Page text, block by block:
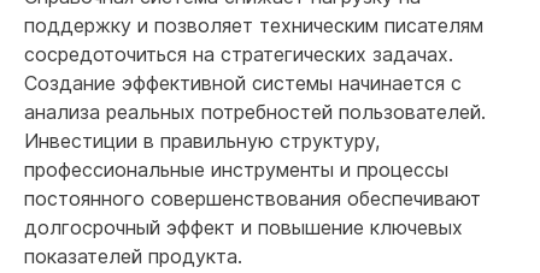
поддержку и позволяет техническим писателям
сосредоточиться на стратегических задачах.
Создание эффективной системы начинается с
анализа реальных потребностей пользователей.
Инвестиции в правильную структуру,
профессиональные инструменты и процессы
постоянного совершенствования обеспечивают
долгосрочный эффект и повышение ключевых
показателей продукта.